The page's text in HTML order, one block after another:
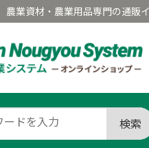
農業資材・農業用品専門の通販
検索